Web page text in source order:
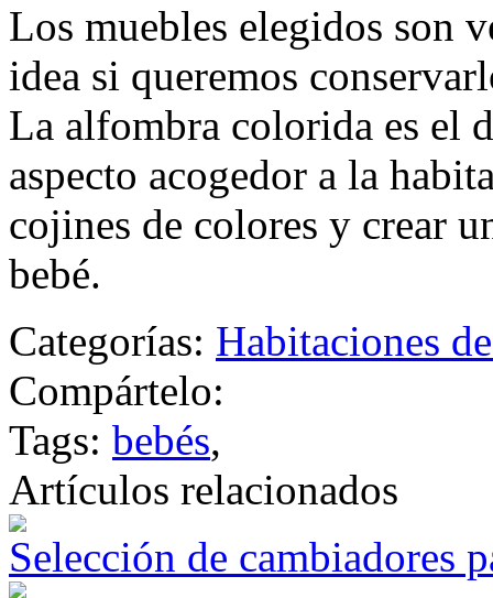
Los muebles elegidos son
idea si queremos
La alfombra colorida es el
aspecto acogedor a la
cojines de colores y crear
bebé.
Categorías: Habitaciones
Compártelo:
Tags: bebés,
Artículos relacionados
Selección de cambiadores